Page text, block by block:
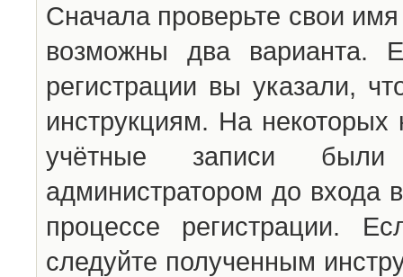
Сначала проверьте свои
возможны два варианта.
регистрации вы указали,
инструкциям. На
учётные записи были
администратором до входа
процессе регистрации.
следуйте полученным